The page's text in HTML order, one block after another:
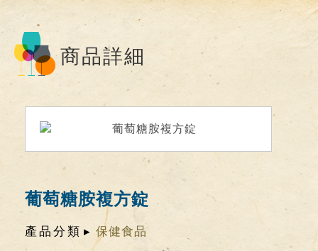
商品詳細
葡萄糖胺複方錠
產品分類
保健食品